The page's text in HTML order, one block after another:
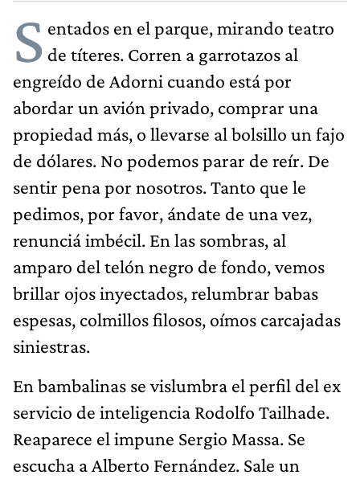
S entados en el parque, mirando teatro
de títeres. Corren a garrotazos al
engreído de Adorni cuando está por
abordar un avión privado, comprar una
propiedad más, o llevarse al bolsillo un fajo
de dólares. No podemos parar de reír. De
sentir pena por nosotros. Tanto que le
pedimos, por favor, ándate de una vez,
renunciá imbécil. En las sombras, al
amparo del telón negro de fondo, vemos
brillar ojos inyectados, relumbrar babas
espesas, colmillos filosos, oímos carcajadas
siniestras.
En bambalinas se vislumbra el perfil del ex
servicio de inteligencia Rodolfo Tailhade.
Reaparece el impune Sergio Massa. Se
escucha a Alberto Fernández. Sale un